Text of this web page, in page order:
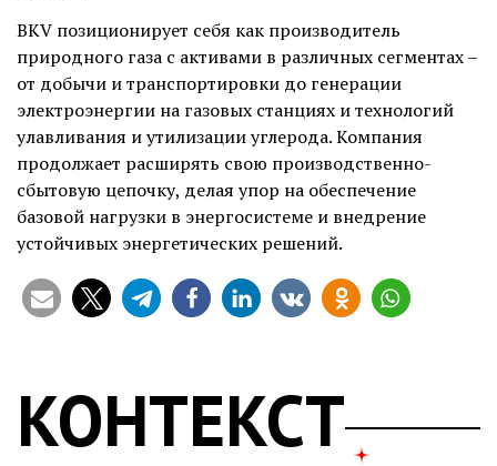
BKV позиционирует себя как производитель
природного газа с активами в различных сегментах –
от добычи и транспортировки до генерации
электроэнергии на газовых станциях и технологий
улавливания и утилизации углерода. Компания
продолжает расширять свою производственно-
сбытовую цепочку, делая упор на обеспечение
базовой нагрузки в энергосистеме и внедрение
устойчивых энергетических решений.
КОНТЕКСТ